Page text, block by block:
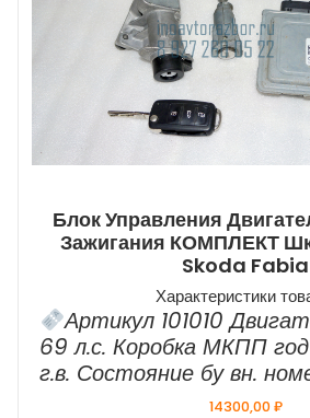
Блок Управления
Зажигания КОМПЛЕКТ
Skoda Fabia
Характеристики
Артикул 101010
69 л.с. Коробка МКПП
г.в. Состояние бу вн.
14300,00₽